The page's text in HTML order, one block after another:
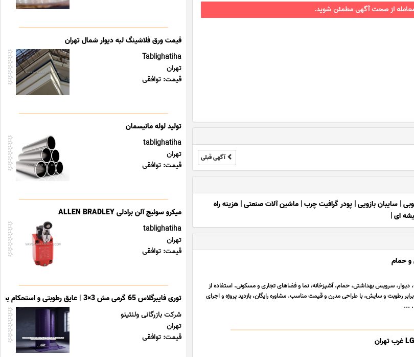
از صحت آگهی مطمئن شوید.
آگهی قبلی
|سایبان بازویی|پودر گرافیت چرب|ماشین آلات صنعتی|هزینه راه
ای|
حمام
سرویس بهداشتی، حمام، آشپزخانه، نما و فضاهای تجاری و مسکونی. استفاده از
رطوبت و سایش، با طراحی مدرن و قیمت مناسب. مشاوره رایگان، بازدید پروژه و اجرای
...
قیمت ورق فلاشینگ لبه دیوار شمال تهران
Tablighatiha
تهران
قیمت: توافقی
تولید لوله مانیسمان
tablighatiha
تهران
قیمت: توافقی
میکرو سوئیچ آلن برادلی ALLEN BRADLEY
tablighatiha
تهران
قیمت: توافقی
توری فایبرگلاس 65 گرمی مش 3×3 | عایق رطوبتی و استحکام بخش
شرکت بازرگانی ولنتینو
تهران
قیمت: توافقی